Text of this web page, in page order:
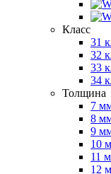
Класс
31
32
33
34
Толщина
7
8
9
10
11
12